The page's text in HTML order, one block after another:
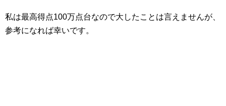
私は最高得点100万点台なので大したことは言えませんが、
参考になれば幸いです。